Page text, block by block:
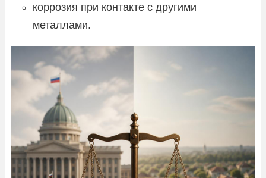
коррозия при контакте с другими
металлами.